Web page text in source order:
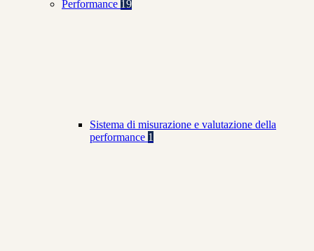
Performance 19
Sistema di misurazione e valutazione della
performance 1